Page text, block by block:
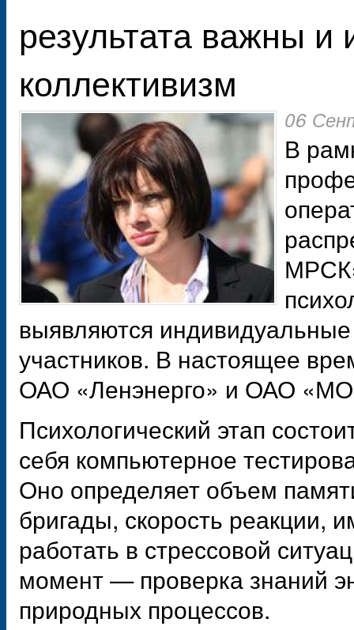
результата важны и
коллективизм
06
В
выявляются
участников. В настоящее
ОАО «Ленэнерго» и ОАО
Психологический этап
себя компьютерное
Оно определяет объем
бригады, скорость реакции,
работать в стрессовой
момент — проверка знаний
природных процессов.